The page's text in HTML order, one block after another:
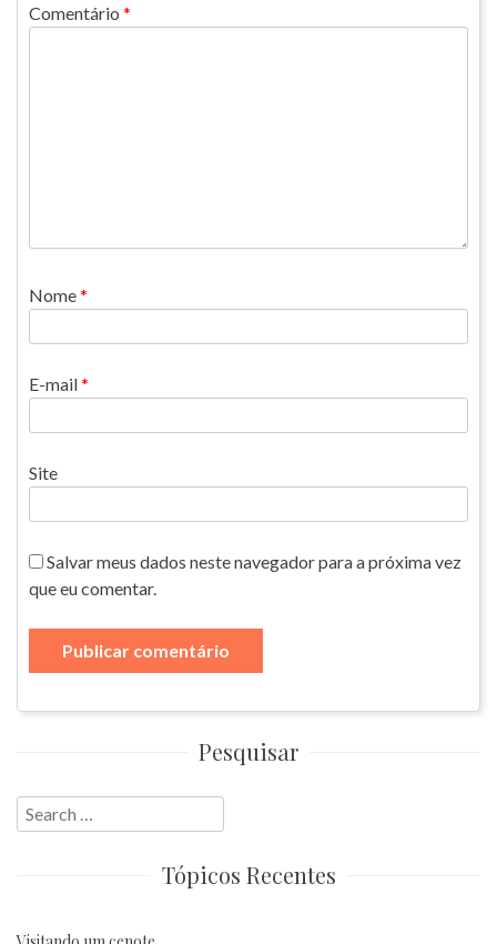
Comentário *
Nome*
E-mail*
Site
Salvar meus dados neste navegador para a próxima vez
que eu comentar.
Pesquisar
Search
for:
Tópicos Recentes